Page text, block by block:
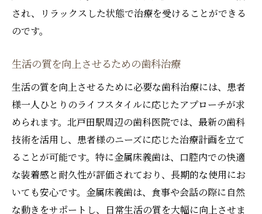
され、リラックスした状態で治療を受けることができる
のです。
生活の質を向上させるための歯科治療
生活の質を向上させるために必要な歯科治療には、患者
様一人ひとりのライフスタイルに応じたアプローチが求
められます。北戸田駅周辺の歯科医院では、最新の歯科
技術を活用し、患者様のニーズに応じた治療計画を立て
ることが可能です。特に金属床義歯は、口腔内での快適
な装着感と耐久性が評価されており、長期的な使用にお
いても安心です。金属床義歯は、食事や会話の際に自然
な動きをサポートし、日常生活の質を大幅に向上させま